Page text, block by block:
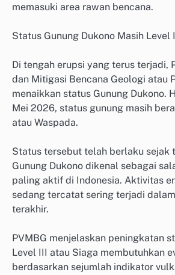
memasuki area rawan bencana.
Status Gunung Dukono Masih Level
Di tengah erupsi yang terus terjadi,
dan Mitigasi Bencana Geologi atau
menaikkan status Gunung Dukono.
Mei 2026, status gunung masih
atau Waspada.
Status tersebut telah berlaku sejak
Gunung Dukono dikenal sebagai
paling aktif di Indonesia. Aktivitas
sedang tercatat sering terjadi
terakhir.
PVMBG menjelaskan peningkatan
Level III atau Siaga membutuhkan
berdasarkan sejumlah indikator